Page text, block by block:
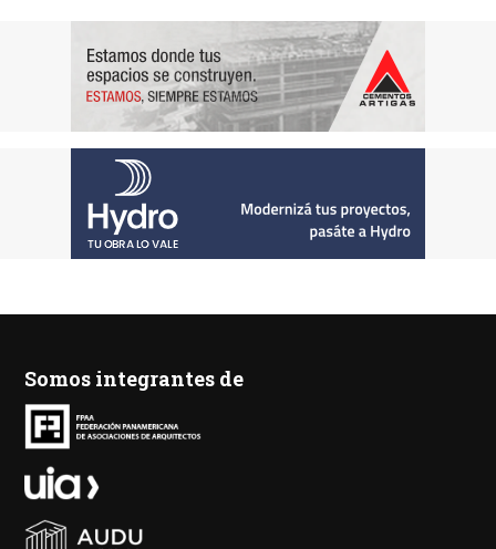
Somos integrantes de